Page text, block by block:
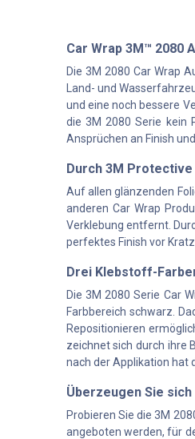
Car Wrap 3M™ 2080
Die 3M 2080 Car Wrap
Land- und
und eine noch bessere
die 3M 2080 Serie kein
Ansprüchen an Finish
Durch 3M
Auf allen glänzenden
anderen Car Wrap
Verklebung entfernt.
perfektes Finish vor
Drei Klebstoff-
Die 3M 2080 Serie Car
Farbbereich schwarz.
Repositionieren
zeichnet sich durch ihre
nach der Applikation hat
Überzeugen Sie
Probieren Sie die 3M
angeboten werden, für